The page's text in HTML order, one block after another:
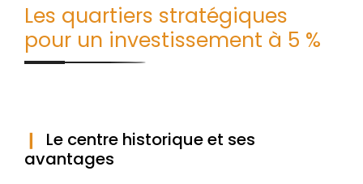
Les quartiers stratégiques
pour un investissement à 5 %
Le centre historique et ses
avantages